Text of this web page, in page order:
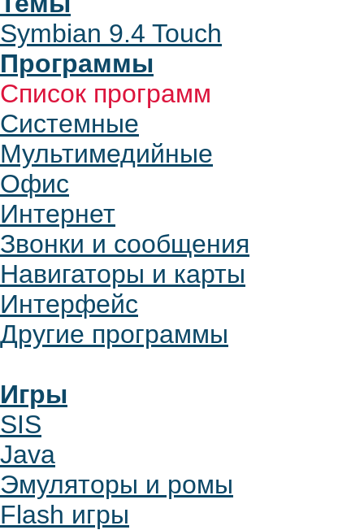
Symbian 9.4 Touch
Программы
Список программ
Системные
Мультимедийные
Офис
Интернет
Звонки и сообщения
Навигаторы и карты
Интерфейс
Другие программы
Игры
SIS
Java
Эмуляторы и ромы
Flash игры